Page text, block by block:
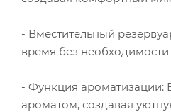
- Вместительный
время без
- Функция ароматизации:
ароматом, создавая